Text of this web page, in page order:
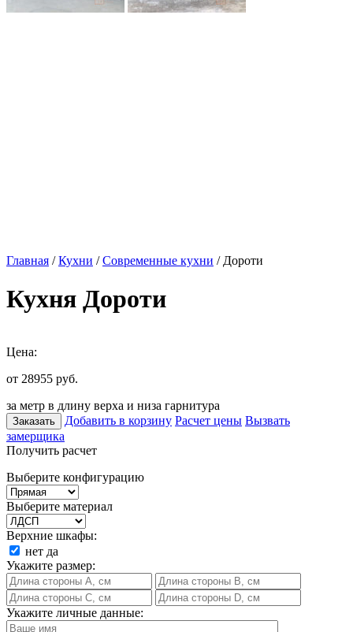
Главная /Кухни /Современные кухни / Дороти
Кухня Дороти
Цена:
от 28955 руб.
за метр в длину верха и низа гарнитура
Заказать Добавить в корзину Расчет цены Вызвать
замерщика
Получить расчет
Выберите конфигурацию
Выберите материал
Верхние шкафы:
нет да
Укажите размер:
Укажите личные данные: